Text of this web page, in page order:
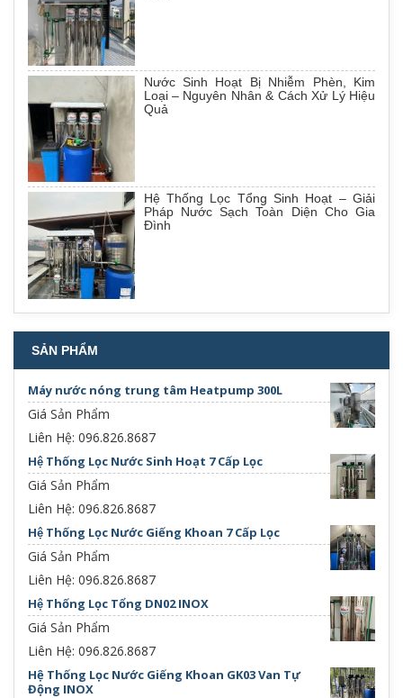
Nước Sinh Hoạt Bị Nhiễm Phèn, Kim
Loại – Nguyên Nhân & Cách Xử Lý Hiệu
Quả
Hệ Thống Lọc Tổng Sinh Hoạt – Giải
Pháp Nước Sạch Toàn Diện Cho Gia
Đình
SẢN PHẨM
Máy nước nóng trung tâm Heatpump 300L
Giá Sản Phẩm
Liên Hệ: 096.826.8687
Hệ Thống Lọc Nước Sinh Hoạt 7 Cấp Lọc
Giá Sản Phẩm
Liên Hệ: 096.826.8687
Hệ Thống Lọc Nước Giếng Khoan 7 Cấp Lọc
Giá Sản Phẩm
Liên Hệ: 096.826.8687
Hệ Thống Lọc Tổng DN02 INOX
Giá Sản Phẩm
Liên Hệ: 096.826.8687
Hệ Thống Lọc Nước Giếng Khoan GK03 Van Tự
Động INOX